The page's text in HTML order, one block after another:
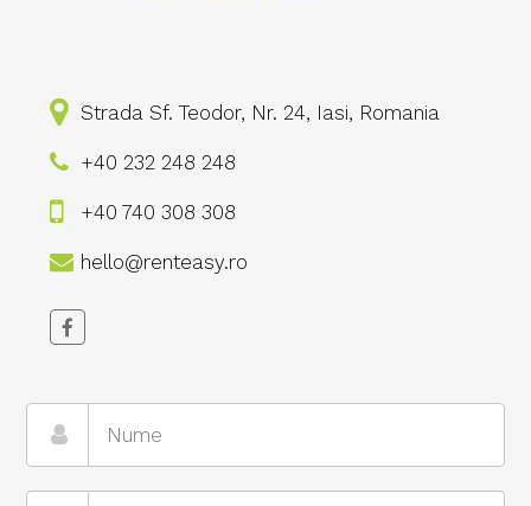
Strada Sf. Teodor, Nr. 24, Iasi, Romania
+40 232 248 248
+40 740 308 308
hello@renteasy.ro